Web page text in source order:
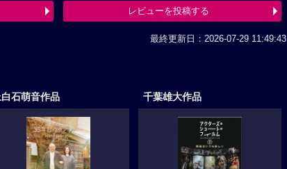
レビューを投稿する
最終更新日：2026-07-29 11:49:43
白石萌音作品 千葉雄大作品